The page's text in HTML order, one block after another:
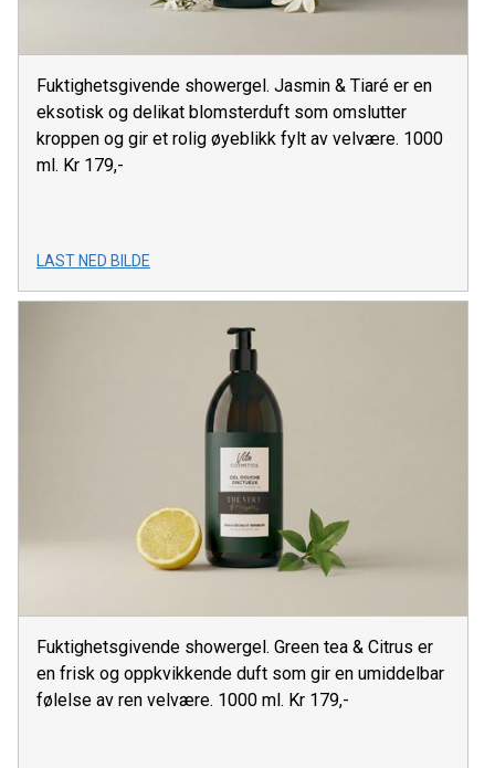
Fuktighetsgivende showergel. Jasmin & Tiaré er en
eksotisk og delikat blomsterduft som omslutter
kroppen og gir et rolig øyeblikk fylt av velvære. 1000
ml. Kr 179,-
LAST NED BILDE
Fuktighetsgivende showergel. Green tea & Citrus er
en frisk og oppkvikkende duft som gir en umiddelbar
følelse av ren velvære. 1000 ml. Kr 179,-